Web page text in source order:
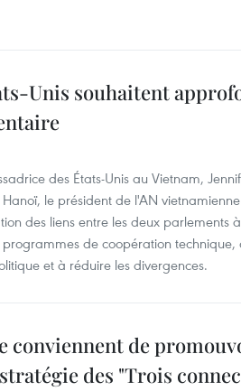
Unis souhaitent
des États-Unis au Vietnam,
le président de l'AN vietnamienne
des liens entre les deux parlements
de coopération technique,
et à réduire les divergences.
conviennent de
des "Trois